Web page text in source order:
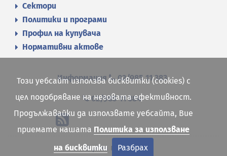
Сектори
Политики и програми
Профил на купувача
Нормативни актове
Информация 02/985 11 383
02/985 11 384
Карта на сайта
Този уебсайт използва бисквитки (cookies) с
цел подобряване на неговата ефективност.
Продължавайки да използвате уебсайта, Вие
приемате нашата Политика за използване
на бисквитки
Разбрах